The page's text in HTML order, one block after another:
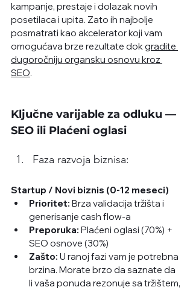
kampanje, prestaje i dolazak novih
posetilaca i upita. Zato ih najbolje
posmatrati kao akcelerator koji vam
omogućava brze rezultate dok gradite
dugoročniju organsku osnovu kroz
SEO.
Ključne varijable za odluku —
SEO ili Plaćeni oglasi
Faza razvoja biznisa:
Startup / Novi biznis (0-12 meseci)
Prioritet: Brza validacija tržišta i
generisanje cash flow-a
Preporuka: Plaćeni oglasi (70%) +
SEO osnove (30%)
Zašto: U ranoj fazi vam je potrebna
brzina. Morate brzo da saznate da
li vaša ponuda rezonuje sa tržištem,